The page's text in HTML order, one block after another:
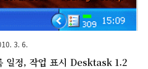
3. 6.
일정, 작업 표시 Desktask 1.2